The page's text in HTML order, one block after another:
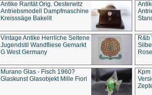
Antike Rarität Orig. Oesterwitz
Antriebsmodell Dampfmaschine
Kreisssäge Bakelit
Vintage Antike Herrliche Seltene
Jugendstil Wandfliese Gemarkt
G West Germany
R&b
Murano Glas - Fisch 1960?
Glaskunst Glasobjekt Mille Fiori